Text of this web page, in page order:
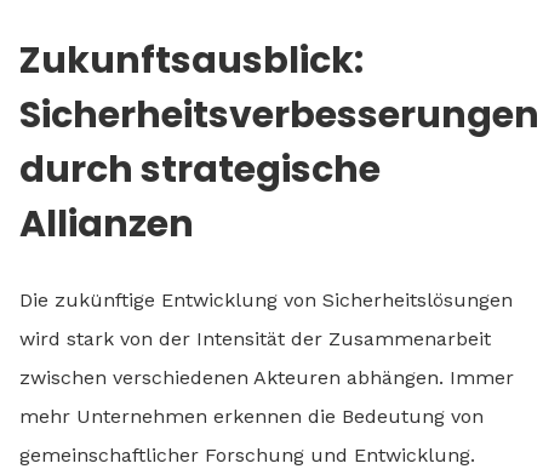
Zukunftsausblick:
Sicherheitsverbesserungen
durch strategische
Allianzen
Die zukünftige Entwicklung von Sicherheitslösungen
wird stark von der Intensität der Zusammenarbeit
zwischen verschiedenen Akteuren abhängen. Immer
mehr Unternehmen erkennen die Bedeutung von
gemeinschaftlicher Forschung und Entwicklung.